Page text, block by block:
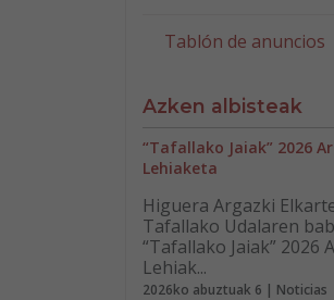
Tablón de anuncios
Azken albisteak
“Tafallako Jaiak” 2026
Lehiaketa
Higuera Argazki
Tafallako Udalaren
“Tafallako Jaiak” 2026
Lehiak...
2026ko abuztuak 6 | Noticias